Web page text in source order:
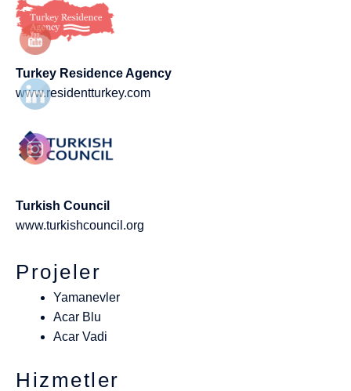
Turkey Residence Agency
www.residentturkey.com
Turkish Council
www.turkishcouncil.org
Projeler
Yamanevler
Acar Blu
Acar Vadi
Hizmetler